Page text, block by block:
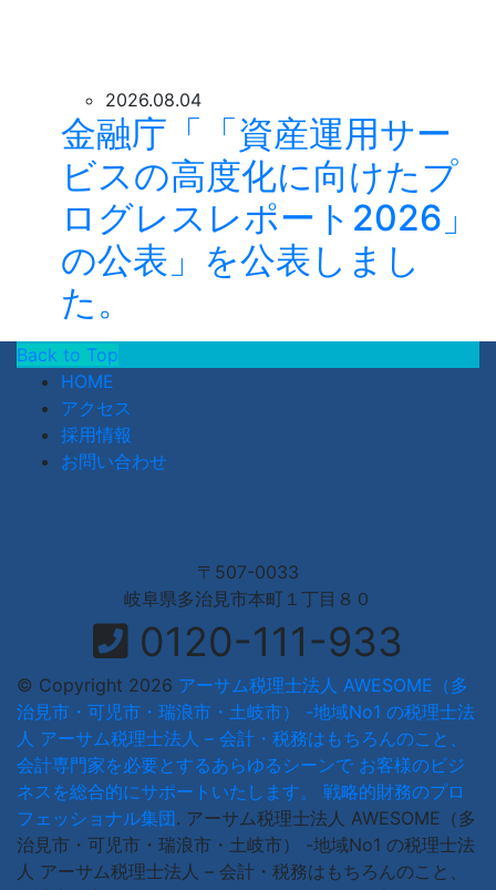
2026.08.04
金融庁「「資産運用サー
ビスの高度化に向けたプ
ログレスレポート2026」
の公表」を公表しまし
た。
Back to Top
HOME
アクセス
採用情報
お問い合わせ
〒507-0033
岐阜県多治見市本町１丁目８０
0120-111-933
© Copyright 2026 アーサム税理士法人 AWESOME（多
治見市・可児市・瑞浪市・土岐市） -地域No1 の税理士法
人 アーサム税理士法人 – 会計・税務はもちろんのこと、
会計専門家を必要とするあらゆるシーンで お客様のビジ
ネスを総合的にサポートいたします。 戦略的財務のプロ
フェッショナル集団. アーサム税理士法人 AWESOME（多
治見市・可児市・瑞浪市・土岐市） -地域No1 の税理士法
人 アーサム税理士法人 – 会計・税務はもちろんのこと、